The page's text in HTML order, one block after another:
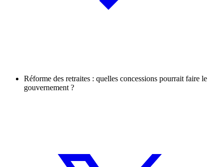
Réforme des retraites : quelles concessions pourrait faire le
gouvernement ?